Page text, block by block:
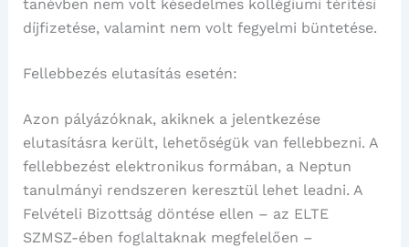
tanévben nem volt késedelmes kollégiumi térítési
díjfizetése, valamint nem volt fegyelmi büntetése.
Fellebbezés elutasítás esetén:
Azon pályázóknak, akiknek a jelentkezése
elutasításra került, lehetőségük van fellebbezni. A
fellebbezést elektronikus formában, a Neptun
tanulmányi rendszeren keresztül lehet leadni. A
Felvételi Bizottság döntése ellen – az ELTE
SZMSZ-ében foglaltaknak megfelelően –